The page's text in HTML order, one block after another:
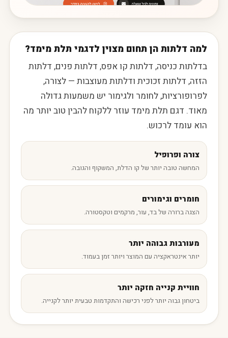
למה דלתות הן תחום מצוין לדגמי תלת מימד?
בדלתות כניסה, דלתות קו אפס, דלתות פנים, דלתות
הזזה, דלתות זכוכית ודלתות מעוצבות — לצורה,
לפרופורציות, לחומר ולגימור יש משמעות גדולה
מאוד. דגם תלת מימד עוזר ללקוח להבין טוב יותר מה
הוא עומד לרכוש.
צורה ופרופיל
המחשה טובה יותר של קו הדלת, המשקוף והגובה.
חומרים וגימורים
הצגה ברורה של בד, עור, מרקמים וטקסטורה.
מעורבות גבוהה יותר
יותר אינטראקציה עם המוצר ויותר זמן בעמוד.
חוויית קנייה חזקה יותר
ביטחון גבוה יותר לפני רכישה והתקדמות טבעית יותר לקנייה.